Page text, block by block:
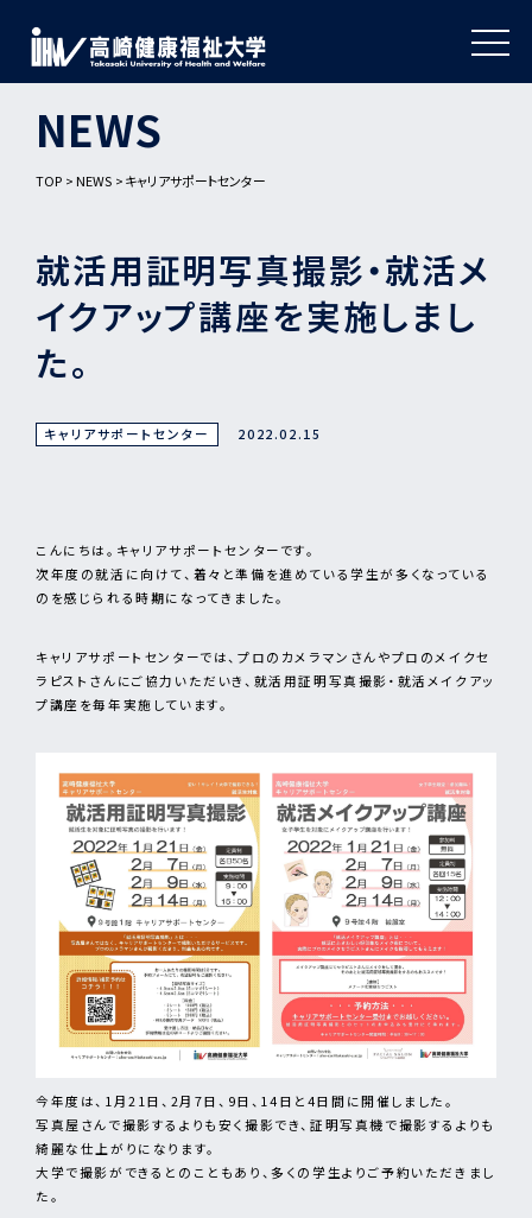
NEWS
TOP NEWS キャリアサポートセンター
就活用証明写真撮影・就活メ
イクアップ講座を実施しまし
た。
キャリアサポートセンター 2022.02.15
こんにちは。キャリアサポートセンターです。
次年度の就活に向けて、着々と準備を進めている学生が多くなっている
のを感じられる時期になってきました。
キャリアサポートセンターでは、プロのカメラマンさんやプロのメイクセ
ラピストさんにご協力いただいき、就活用証明写真撮影・就活メイクアッ
プ講座を毎年実施しています。
今年度は、1月21日、2月7日、9日、14日と4日間に開催しました。
写真屋さんで撮影するよりも安く撮影でき、証明写真機で撮影するよりも
綺麗な仕上がりになります。
大学で撮影ができるとのこともあり、多くの学生よりご予約いただきまし
た。